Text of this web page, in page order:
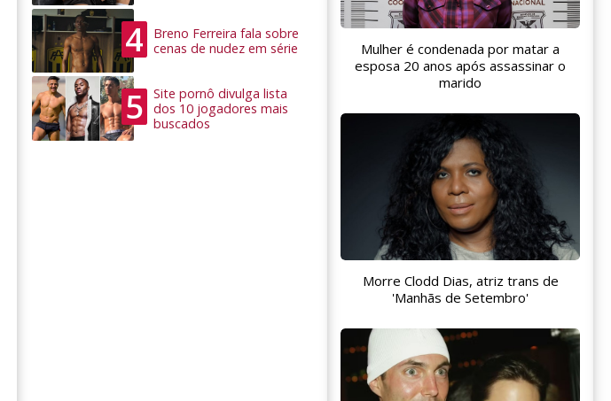
4
Breno Ferreira fala sobre
cenas de nudez em série
5
Site pornô divulga lista
dos 10 jogadores mais
buscados
Mulher é condenada por matar a
esposa 20 anos após assassinar o
marido
Morre Clodd Dias, atriz trans de
'Manhãs de Setembro'